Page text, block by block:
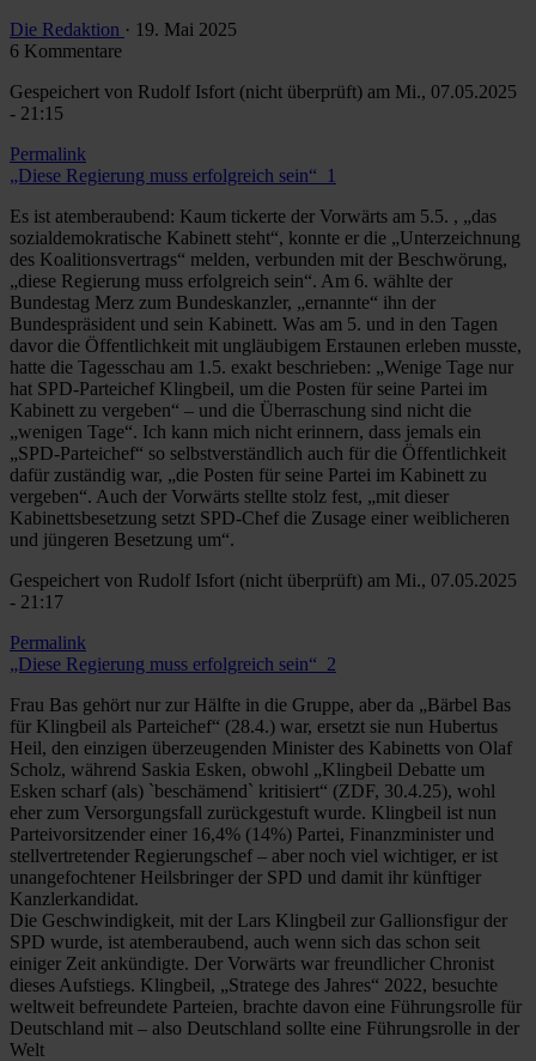
Die Redaktion · 19. Mai 2025
6 Kommentare
Gespeichert von Rudolf Isfort (nicht überprüft) am Mi., 07.05.2025
- 21:15
Permalink
„Diese Regierung muss erfolgreich sein“_1
Es ist atemberaubend: Kaum tickerte der Vorwärts am 5.5. , „das
sozialdemokratische Kabinett steht“, konnte er die „Unterzeichnung
des Koalitionsvertrags“ melden, verbunden mit der Beschwörung,
„diese Regierung muss erfolgreich sein“. Am 6. wählte der
Bundestag Merz zum Bundeskanzler, „ernannte“ ihn der
Bundespräsident und sein Kabinett. Was am 5. und in den Tagen
davor die Öffentlichkeit mit ungläubigem Erstaunen erleben musste,
hatte die Tagesschau am 1.5. exakt beschrieben: „Wenige Tage nur
hat SPD-Parteichef Klingbeil, um die Posten für seine Partei im
Kabinett zu vergeben“ – und die Überraschung sind nicht die
„wenigen Tage“. Ich kann mich nicht erinnern, dass jemals ein
„SPD-Parteichef“ so selbstverständlich auch für die Öffentlichkeit
dafür zuständig war, „die Posten für seine Partei im Kabinett zu
vergeben“. Auch der Vorwärts stellte stolz fest, „mit dieser
Kabinettsbesetzung setzt SPD-Chef die Zusage einer weiblicheren
und jüngeren Besetzung um“.
Gespeichert von Rudolf Isfort (nicht überprüft) am Mi., 07.05.2025
- 21:17
Permalink
„Diese Regierung muss erfolgreich sein“_2
Frau Bas gehört nur zur Hälfte in die Gruppe, aber da „Bärbel Bas
für Klingbeil als Parteichef“ (28.4.) war, ersetzt sie nun Hubertus
Heil, den einzigen überzeugenden Minister des Kabinetts von Olaf
Scholz, während Saskia Esken, obwohl „Klingbeil Debatte um
Esken scharf (als) `beschämend` kritisiert“ (ZDF, 30.4.25), wohl
eher zum Versorgungsfall zurückgestuft wurde. Klingbeil ist nun
Parteivorsitzender einer 16,4% (14%) Partei, Finanzminister und
stellvertretender Regierungschef – aber noch viel wichtiger, er ist
unangefochtener Heilsbringer der SPD und damit ihr künftiger
Kanzlerkandidat.
Die Geschwindigkeit, mit der Lars Klingbeil zur Gallionsfigur der
SPD wurde, ist atemberaubend, auch wenn sich das schon seit
einiger Zeit ankündigte. Der Vorwärts war freundlicher Chronist
dieses Aufstiegs. Klingbeil, „Stratege des Jahres“ 2022, besuchte
weltweit befreundete Parteien, brachte davon eine Führungsrolle für
Deutschland mit – also Deutschland sollte eine Führungsrolle in der
Welt